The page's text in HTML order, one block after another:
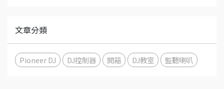
文章分類
Pioneer DJ DJ控制器 開箱 DJ教室 監聽喇叭